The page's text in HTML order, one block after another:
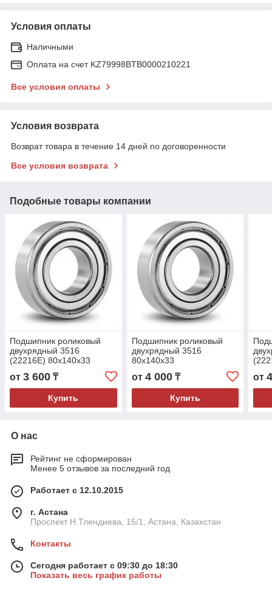
Условия оплаты
Наличными
Оплата на счет KZ79998BTB0000210221
Все условия оплаты
Условия возврата
Возврат товара в течение 14 дней по договоренности
Все условия возврата
Подобные товары компании
Подшипник роликовый
двухрядный 3516
(22216E) 80x140x33
от 3 600 ₸
Купить
Подшипник роликовый
двухрядный 3516
80x140x33
от 4 000₸
Купить
от
О нас
Рейтинг не сформирован
Менее 5 отзывов за последний год
Работает с 12.10.2015
г. Астана
Проспект Н.Тлендиева, 15/1, Астана, Казахстан
Контакты
Сегодня работает с 09:30 до 18:30
Показать весь график работы